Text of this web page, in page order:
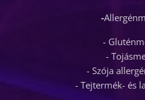
-
-
-
- Szója
- Tejtermék- és